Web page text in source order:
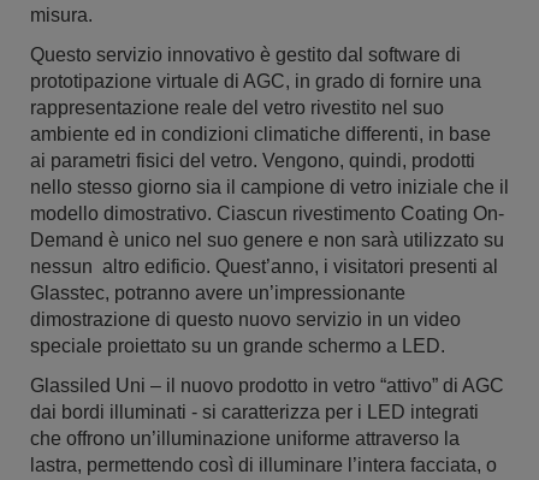
misura.
Questo servizio innovativo è gestito dal software di
prototipazione virtuale di AGC, in grado di fornire una
rappresentazione reale del vetro rivestito nel suo
ambiente ed in condizioni climatiche differenti, in base
ai parametri fisici del vetro. Vengono, quindi, prodotti
nello stesso giorno sia il campione di vetro iniziale che il
modello dimostrativo. Ciascun rivestimento Coating On-
Demand è unico nel suo genere e non sarà utilizzato su
nessun altro edificio. Quest’anno, i visitatori presenti al
Glasstec, potranno avere un’impressionante
dimostrazione di questo nuovo servizio in un video
speciale proiettato su un grande schermo a LED.
Glassiled Uni – il nuovo prodotto in vetro “attivo” di AGC
dai bordi illuminati - si caratterizza per i LED integrati
che offrono un’illuminazione uniforme attraverso la
lastra, permettendo così di illuminare l’intera facciata, o